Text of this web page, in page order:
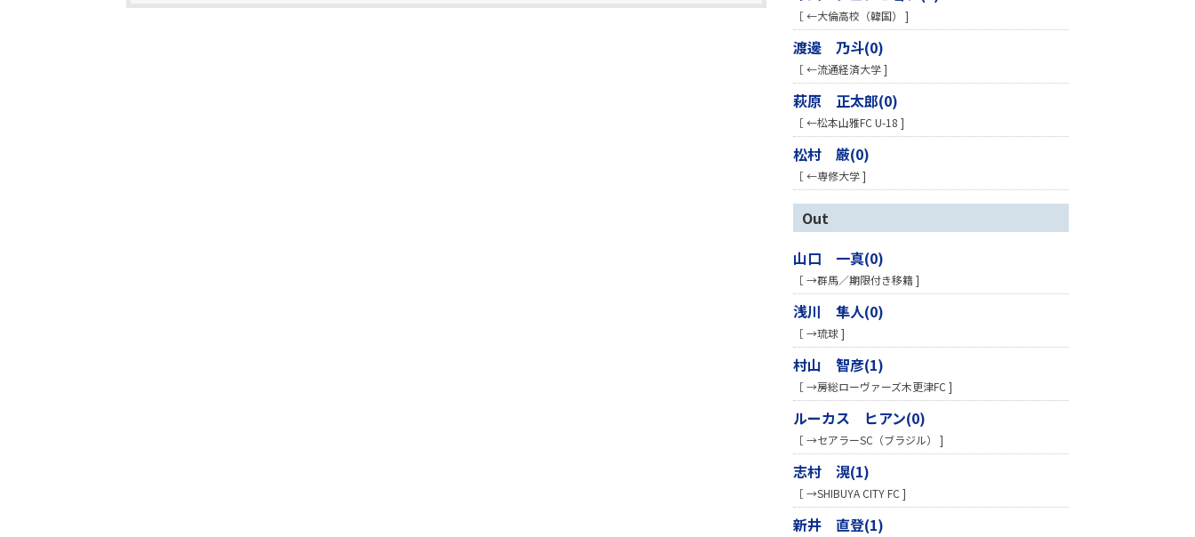
［ ←大倫高校（韓国） ]
渡邊 乃斗(0)
［ ←流通経済大学 ]
萩原 正太郎(0)
［ ←松本山雅FC U-18 ]
松村 厳(0)
［ ←専修大学 ]
Out
山口 一真(0)
［ →群馬／期限付き移籍 ]
浅川 隼人(0)
［ →琉球 ]
村山 智彦(1)
［ →房総ローヴァーズ木更津FC ]
ルーカス ヒアン(0)
［ →セアラーSC（ブラジル） ]
志村 滉(1)
［ →SHIBUYA CITY FC ]
新井 直登(1)